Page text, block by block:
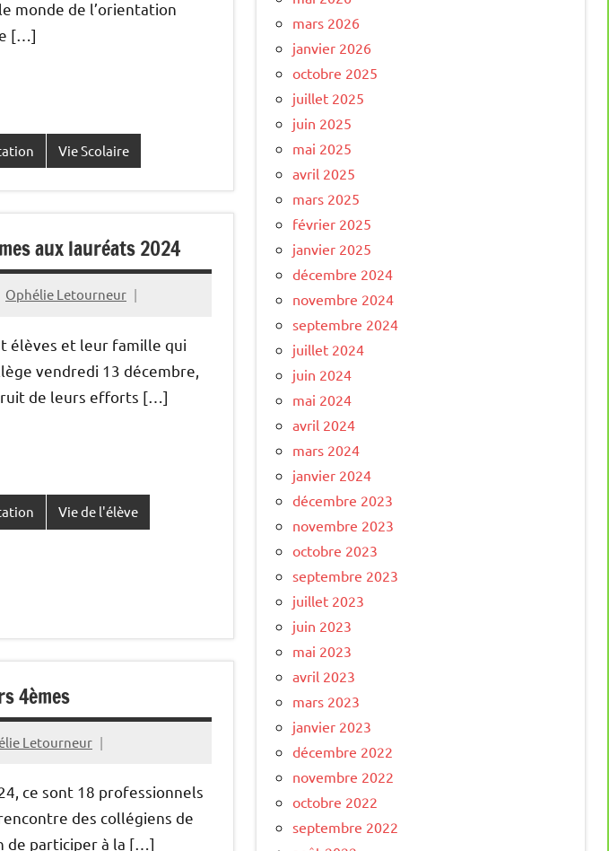
monde de l’orientation
[…]
Vie Scolaire
aux lauréats 2024
Ophélie Letourneur
élèves et leur famille qui
vendredi 13 décembre,
de leurs efforts […]
Vie de l'élève
4èmes
Letourneur
ce sont 18 professionnels
des collégiens de
de participer à la […]
mars 2026
janvier 2026
octobre 2025
juillet 2025
juin 2025
mai 2025
avril 2025
mars 2025
février 2025
janvier 2025
décembre 2024
novembre 2024
septembre 2024
juillet 2024
juin 2024
mai 2024
avril 2024
mars 2024
janvier 2024
décembre 2023
novembre 2023
octobre 2023
septembre 2023
juillet 2023
juin 2023
mai 2023
avril 2023
mars 2023
janvier 2023
décembre 2022
novembre 2022
octobre 2022
septembre 2022